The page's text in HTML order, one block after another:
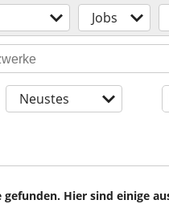
Jobs
Neustes
gefunden. Hier sind einige